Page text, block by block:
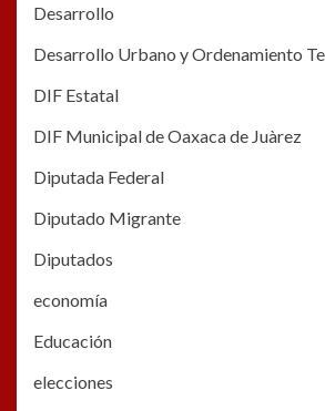
Desarrollo
Desarrollo Urbano y Ordenamiento
DIF Estatal
DIF Municipal de Oaxaca de Juàrez
Diputada Federal
Diputado Migrante
Diputados
economía
Educación
elecciones